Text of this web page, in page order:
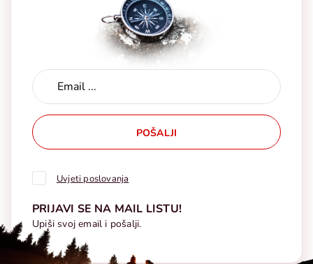
POŠALJI
Uvjeti poslovanja
PRIJAVI SE NA MAIL LISTU!
Upiši svoj email i pošalji.